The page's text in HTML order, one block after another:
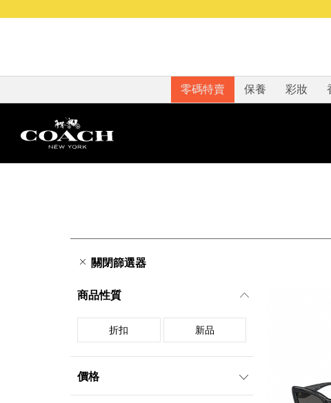
零碼特賣 保養 彩妝
關閉篩選器
商品性質
折扣 新品
價格